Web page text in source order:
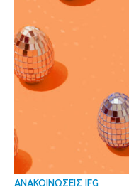
ΑΝΑΚΟΙΝΩΣΕΙΣ IFG